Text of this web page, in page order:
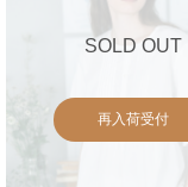
SOLD OUT
再入荷受付